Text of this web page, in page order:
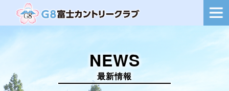
ー
シ
ョ
NEWS
最新情報